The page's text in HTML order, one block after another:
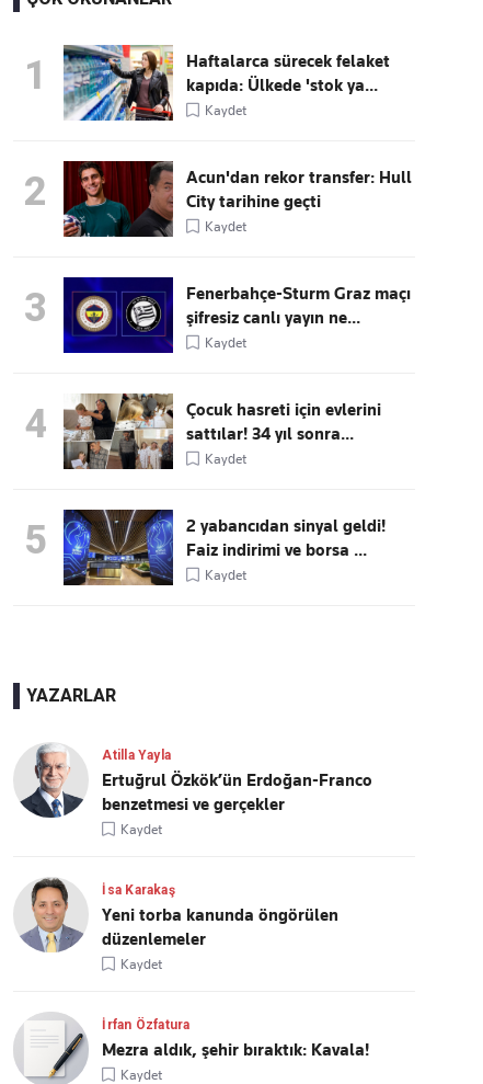
Kaçırmayın
Ücretsiz üye olun, gündemi
1
Haftalarca sürecek felaket
kapıda: Ülkede 'stok ya...
Kaydet
2
Acun'dan rekor transfer: Hull
City tarihine geçti
Kaydet
3
Fenerbahçe-Sturm Graz maçı
şifresiz canlı yayın ne...
Kaydet
4
Çocuk hasreti için evlerini
sattılar! 34 yıl sonra...
Kaydet
5
2 yabancıdan sinyal geldi!
Faiz indirimi ve borsa ...
Kaydet
YAZARLAR
Atilla Yayla
Ertuğrul Özkök’ün Erdoğan-Franco
benzetmesi ve gerçekler
Kaydet
İsa Karakaş
Yeni torba kanunda öngörülen
düzenlemeler
Kaydet
İrfan Özfatura
Mezra aldık, şehir bıraktık: Kavala!
Kaydet